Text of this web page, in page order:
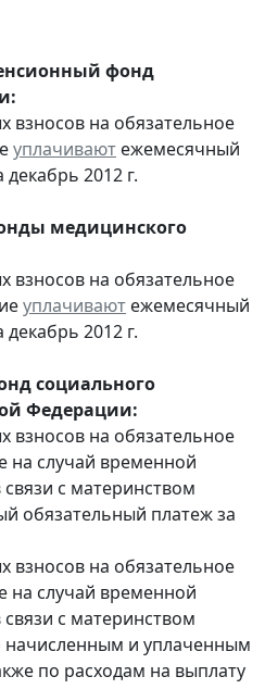
фонд
взносов на обязательное
уплачивают ежемесячный
2012 г.
медицинского
взносов на обязательное
уплачивают ежемесячный
2012 г.
социального
Федерации:
взносов на обязательное
на случай временной
с материнством
обязательный платеж за
взносов на обязательное
на случай временной
с материнством
начисленным и уплаченным
по расходам на выплату